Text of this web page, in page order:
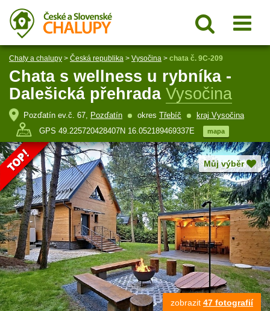
Chaty a chalupy > Česká republika > Vysočina > chata č. 9C-209
Chata s wellness u rybníka -
Dalešická přehrada Vysočina
Pozďatín ev.č. 67, Pozďatín okres Třebíč
kraj Vysočina
GPS 49.225720428407N 16.052189469337E
mapa
Můj výběr
zobrazit 47 fotografií